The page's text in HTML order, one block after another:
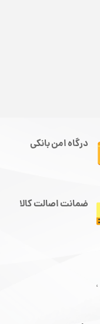
درگاه امن بانکی
ضمانت اصالت کالا